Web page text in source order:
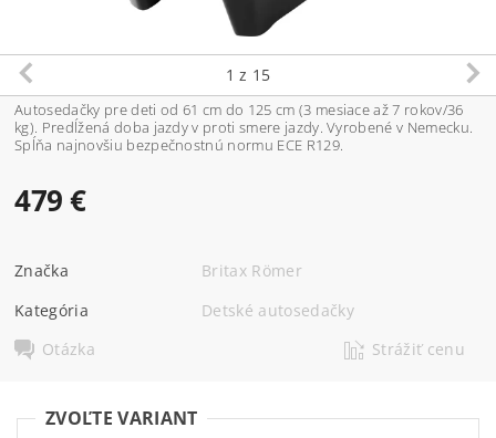
1 z 15
Autosedačky pre deti od 61 cm do 125 cm (3 mesiace až 7 rokov/36
kg). Predĺžená doba jazdy v proti smere jazdy. Vyrobené v Nemecku.
Spĺňa najnovšiu bezpečnostnú normu ECE R129.
479 €
Značka
Britax Römer
Kategória
Detské autosedačky
Otázka
Strážiť cenu
ZVOĽTE VARIANT